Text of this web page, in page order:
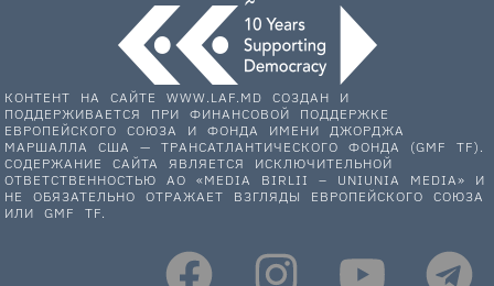
КОНТЕНТ НА САЙТЕ WWW.LAF.MD СОЗДАН И
ПОДДЕРЖИВАЕТСЯ ПРИ ФИНАНСОВОЙ ПОДДЕРЖКЕ
ЕВРОПЕЙСКОГО СОЮЗА И ФОНДА ИМЕНИ ДЖОРДЖА
МАРШАЛЛА США — ТРАНСАТЛАНТИЧЕСКОГО ФОНДА (GMF TF).
СОДЕРЖАНИЕ САЙТА ЯВЛЯЕТСЯ ИСКЛЮЧИТЕЛЬНОЙ
ОТВЕТСТВЕННОСТЬЮ АО «MEDIA BIRLII – UNIUNIA MEDIA» И
НЕ ОБЯЗАТЕЛЬНО ОТРАЖАЕТ ВЗГЛЯДЫ ЕВРОПЕЙСКОГО СОЮЗА
ИЛИ GMF TF.